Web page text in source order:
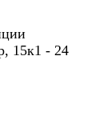
15к1 - 24